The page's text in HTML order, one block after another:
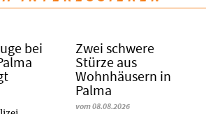
bei
Zwei schwere
Stürze aus
Wohnhäusern in
Palma
vom 08.08.2026